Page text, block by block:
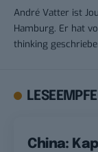
André Vatter ist
Hamburg. Er hat
thinking
China: